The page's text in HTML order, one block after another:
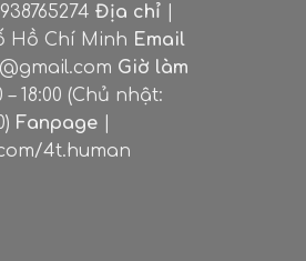
Địa chỉ|
Hồ Chí Minh Email
Giờ làm
– 18:00 (Chủ nhật:
Fanpage|
4t.human